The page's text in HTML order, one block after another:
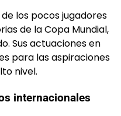
los pocos jugadores
de la Copa Mundial,
Sus actuaciones en
para las aspiraciones
nivel.
internacionales